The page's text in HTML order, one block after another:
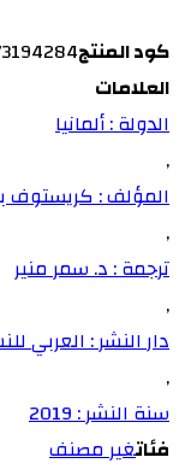
كود المنتج
العلامات
الدولة : ألمانيا
,
المؤلف : كريستوف
,
ترجمة : د. سمر منير
,
دار النشر : العربي
,
سنة النشر : 2019
فئاتغير مصنف